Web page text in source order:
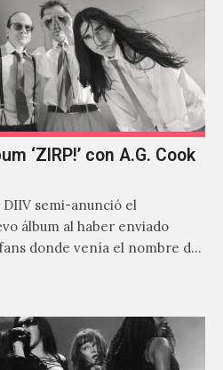
‘ZIRP!’ con A.G. Cook
DIIV semi-anunció el
álbum al haber enviado
donde venía el nombre de